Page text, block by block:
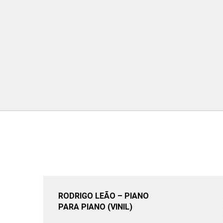
RODRIGO LEÃO – PIANO
PARA PIANO (VINIL)